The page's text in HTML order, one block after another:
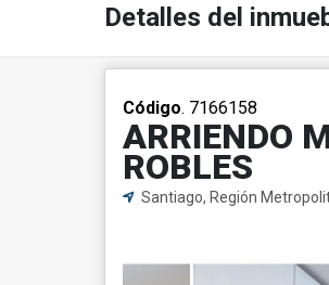
Detalles del
Código. 7166158
ARRIENDO
ROBLES
Santiago, Región